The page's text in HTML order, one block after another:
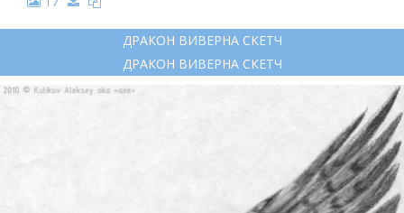
ДРАКОН ВИВЕРНА СКЕТЧ
ДРАКОН ВИВЕРНА СКЕТЧ